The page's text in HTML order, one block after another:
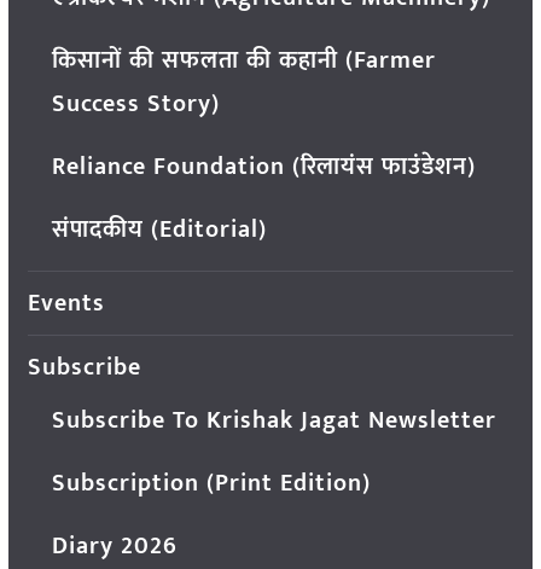
किसानों की सफलता की कहानी (Farmer
Success Story)
Reliance Foundation (रिलायंस फाउंडेशन)
संपादकीय (Editorial)
Events
Subscribe
Subscribe To Krishak Jagat Newsletter
Subscription (Print Edition)
Diary 2026